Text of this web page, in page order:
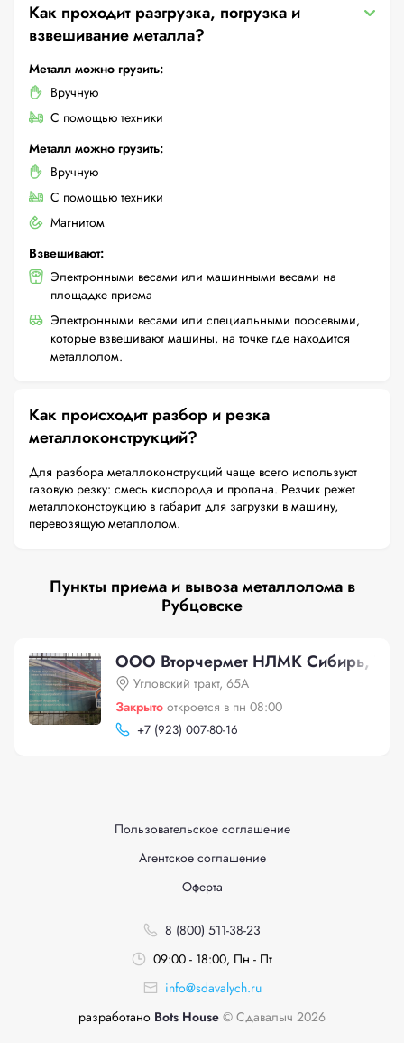
Как проходит разгрузка, погрузка и
взвешивание металла?
Металл можно грузить:
Вручную
С помощью техники
Металл можно грузить:
Вручную
С помощью техники
Магнитом
Взвешивают:
Электронными весами или машинными весами на
площадке приема
Электронными весами или специальными поосевыми,
которые взвешивают машины, на точке где находится
металлолом.
Как происходит разбор и резка
металлоконструкций?
Для разбора металлоконструкций чаще всего используют
газовую резку: смесь кислорода и пропана. Резчик режет
металлоконструкцию в габарит для загрузки в машину,
перевозящую металлолом.
Пункты приема и вывоза металлолома в
Рубцовске
ООО Вторчермет НЛМК Сибирь,
Угловский тракт, 65А
Закрыто откроется в пн 08:00
+7 (923) 007-80-16
Пользовательское соглашение
Агентское соглашение
Оферта
8 (800) 511-38-23
09:00 - 18:00, Пн - Пт
info@sdavalych.ru
разработано Bots House © Сдавалыч 2026